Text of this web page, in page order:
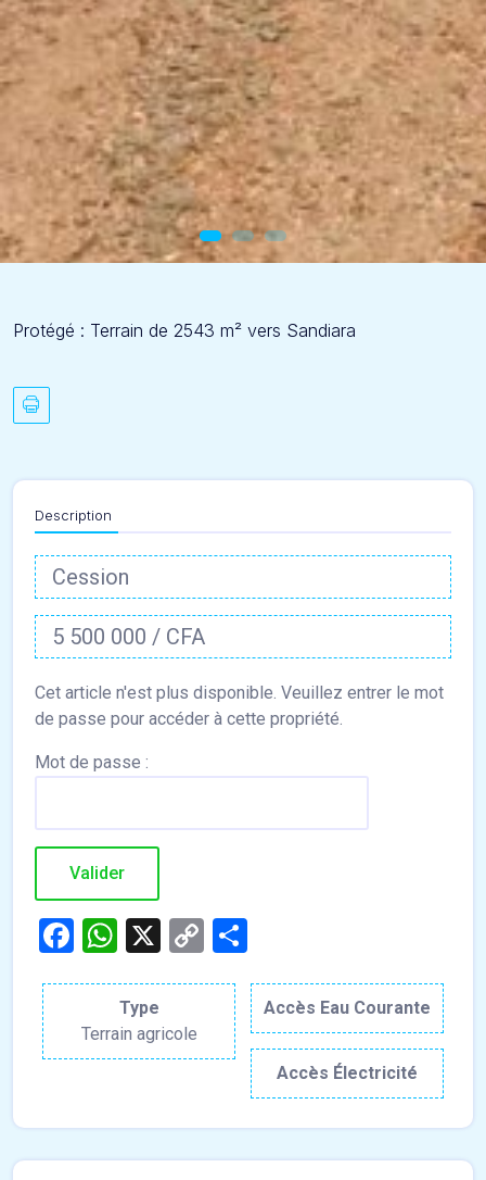
Protégé : Terrain de 2543 m² vers Sandiara
Description
Cession
5 500 000 / CFA
Mot de passe :
Facebook
WhatsApp
X
Copy
Type
Terrain agricole
Accès Eau Courante
Accès Électricité